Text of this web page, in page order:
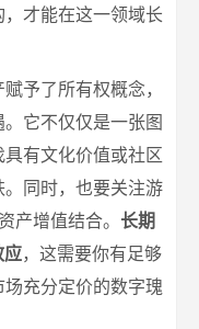
才能在这一领域长
予了所有权概念，
它不仅仅是一张图
有文化价值或社区
同时，也要关注游
产增值结合。 长期
应，这需要你有足够
充分定价的数字瑰